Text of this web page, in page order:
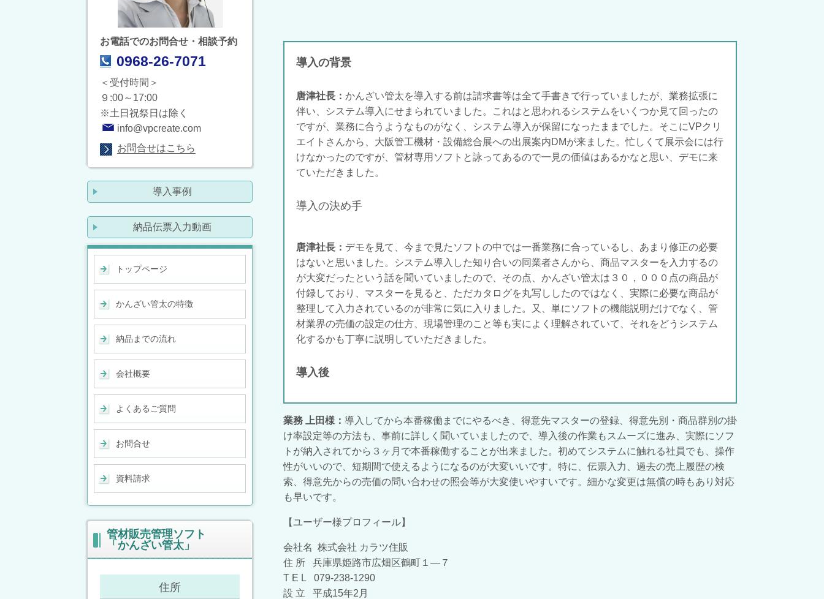
導入の背景
唐津社長： かんざい管太を導入する前は請求書等は全て手書きで行っていましたが、業務拡張に
伴い、システム導入にせまられていました。これはと思われるシステムをいくつか見て回ったの
ですが、業務に合うようなものがなく、システム導入が保留になったままでした。そこにVPクリ
エイトさんから、大阪管工機材・設備総合展への出展案内DMが来ました。忙しくて展示会には行
けなかったのですが、管材専用ソフトと詠ってあるので一見の価値はあるかなと思い、デモに来
ていただきました。
導入の決め手
唐津社長： デモを見て、今まで見たソフトの中では一番業務に合っているし、あまり修正の必要
はないと思いました。システム導入した知り合いの同業者さんから、商品マスターを入力するの
が大変だったという話を聞いていましたので、その点、かんざい管太は３０，０００点の商品が
付録しており、マスターを見ると、ただカタログを丸写ししたのではなく、実際に必要な商品が
整理して入力されているのが非常に気に入りました。又、単にソフトの機能説明だけでなく、管
材業界の売価の設定の仕方、現場管理のこと等も実によく理解されていて、それをどうシステム
化するかも丁寧に説明していただきました。
導入後
業務 上田様： 導入してから本番稼働までにやるべき、得意先マスターの登録、得意先別・商品群別の掛
け率設定等の方法も、事前に詳しく聞いていましたので、導入後の作業もスムーズに進み、実際にソフ
トが納入されてから３ヶ月で本番稼働することが出来ました。初めてシステムに触れる社員でも、操作
性がいいので、短期間で使えるようになるのが大変いいです。特に、伝票入力、過去の売上履歴の検
索、得意先からの売価の問い合わせの照会等が大変使いやすいです。細かな変更は無償の時もあり対応
も早いです。
【ユーザー様プロフィール】
会社名 株式会社 カラツ住販
住 所 兵庫県姫路市広畑区鶴町１―７
T E L 079-238-1290
設 立 平成15年2月
お電話でのお問合せ・相談予約
0968-26-7071
＜受付時間＞
９:00～17:00
※土日祝祭日は除く
info@vpcreate.com
お問合せはこちら
導入事例
納品伝票入力動画
トップページ
かんざい管太の特徴
納品までの流れ
会社概要
よくあるご質問
お問合せ
資料請求
管材販売管理ソフト
「かんざい管太」
住所